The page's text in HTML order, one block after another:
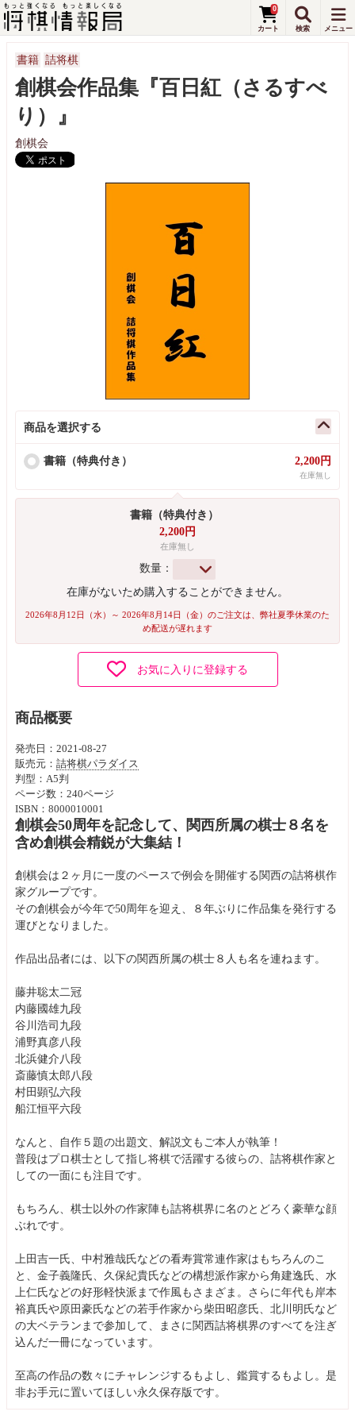
0
書籍 詰将棋
創棋会作品集『百日紅（さるすべ
り）』
創棋会
商品を選択する
書籍（特典付き） 2,200円
在庫無し
書籍（特典付き）
2,200円
在庫無し
数量：
在庫がないため購入することができません。
2026年8月12日（水）～ 2026年8月14日（金）のご注文は、弊社夏季休業のた
め配送が遅れます
お気に入りに登録する
商品概要
発売日：2021-08-27
販売元： 詰将棋パラダイス
判型：A5判
ページ数：240ページ
ISBN：8000010001
創棋会50周年を記念して、関西所属の棋士８名を
含め創棋会精鋭が大集結！
創棋会は２ヶ月に一度のペースで例会を開催する関西の詰将棋作
家グループです。
その創棋会が今年で50周年を迎え、８年ぶりに作品集を発行する
運びとなりました。
作品出品者には、以下の関西所属の棋士８人も名を連ねます。
藤井聡太二冠
内藤國雄九段
谷川浩司九段
浦野真彦八段
北浜健介八段
斎藤慎太郎八段
村田顕弘六段
船江恒平六段
なんと、自作５題の出題文、解説文もご本人が執筆！
普段はプロ棋士として指し将棋で活躍する彼らの、詰将棋作家と
しての一面にも注目です。
もちろん、棋士以外の作家陣も詰将棋界に名のとどろく豪華な顔
ぶれです。
上田吉一氏、中村雅哉氏などの看寿賞常連作家はもちろんのこ
と、金子義隆氏、久保紀貴氏などの構想派作家から角建逸氏、水
上仁氏などの好形軽快派まで作風もさまざま。さらに年代も岸本
裕真氏や原田豪氏などの若手作家から柴田昭彦氏、北川明氏など
の大ベテランまで参加して、まさに関西詰将棋界のすべてを注ぎ
込んだ一冊になっています。
至高の作品の数々にチャレンジするもよし、鑑賞するもよし。是
非お手元に置いてほしい永久保存版です。